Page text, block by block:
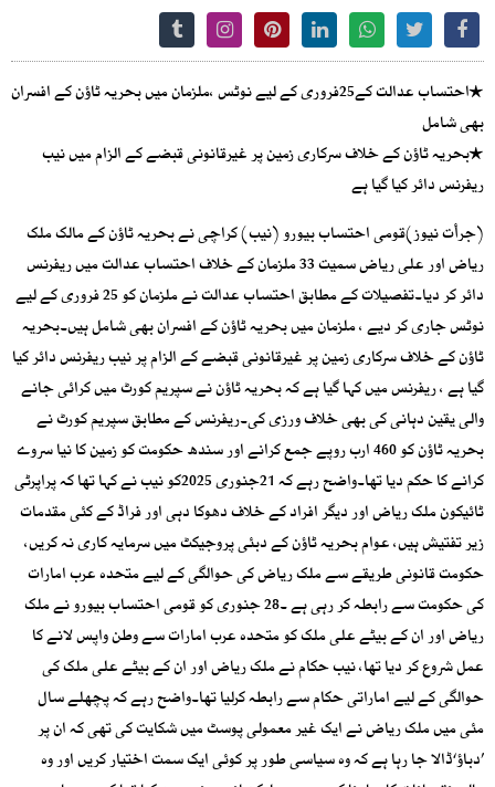
٭احتساب عدالت کے25فروری کے لیے نوٹس ،ملزمان میں بحریہ ٹاؤن کے افسران
بھی شامل
٭بحریہ ٹاؤن کے خلاف سرکاری زمین پر غیرقانونی قبضے کے الزام میں نیب
ریفرنس دائر کیا گیا ہے
(جرأت نیوز)قومی احتساب بیورو (نیب) کراچی نے بحریہ ٹاؤن کے مالک ملک
ریاض اور علی ریاض سمیت 33 ملزمان کے خلاف احتساب عدالت میں ریفرنس
دائر کر دیا۔تفصیلات کے مطابق احتساب عدالت نے ملزمان کو 25 فروری کے لیے
نوٹس جاری کر دیے ، ملزمان میں بحریہ ٹاؤن کے افسران بھی شامل ہیں۔بحریہ
ٹاؤن کے خلاف سرکاری زمین پر غیرقانونی قبضے کے الزام پر نیب ریفرنس دائر کیا
گیا ہے ، ریفرنس میں کہا گیا ہے کہ بحریہ ٹاؤن نے سپریم کورٹ میں کرائی جانے
والی یقین دہانی کی بھی خلاف ورزی کی۔ریفرنس کے مطابق سپریم کورٹ نے
بحریہ ٹاؤن کو 460 ارب روپے جمع کرانے اور سندھ حکومت کو زمین کا نیا سروے
کرانے کا حکم دیا تھا۔واضح رہے کہ 21جنوری 2025کو نیب نے کہا تھا کہ پراپرٹی
ٹائیکون ملک ریاض اور دیگر افراد کے خلاف دھوکا دہی اور فراڈ کے کئی مقدمات
زیر تفتیش ہیں، عوام بحریہ ٹاؤن کے دبئی پروجیکٹ میں سرمایہ کاری نہ کریں،
حکومت قانونی طریقے سے ملک ریاض کی حوالگی کے لیے متحدہ عرب امارات
کی حکومت سے رابطہ کر رہی ہے ۔28 جنوری کو قومی احتساب بیورو نے ملک
ریاض اور ان کے بیٹے علی ملک کو متحدہ عرب امارات سے وطن واپس لانے کا
عمل شروع کر دیا تھا، نیب حکام نے ملک ریاض اور ان کے بیٹے علی ملک کی
حوالگی کے لیے اماراتی حکام سے رابطہ کرلیا تھا۔واضح رہے کہ پچھلے سال
مئی میں ملک ریاض نے ایک غیر معمولی پوسٹ میں شکایت کی تھی کہ ان پر
’دباؤ‘ڈالا جا رہا ہے کہ وہ سیاسی طور پر کوئی ایک سمت اختیار کریں اور وہ